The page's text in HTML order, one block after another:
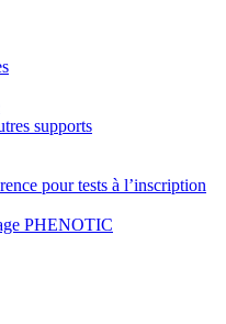
supports
pour tests à l’inscription
PHENOTIC